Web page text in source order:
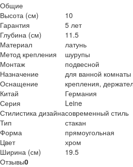
Общие
Высота (см)
10
Гарантия
5 лет
Глубина (см)
11.5
Материал
латунь
Метод крепления
шурупы
Монтаж
подвесной
Назначение
для ванной комнаты
Оснащение
крепления,
Китай
Германия
Серия
Leine
Стилистика дизайнасовременный стиль
Тип
стакан
Форма
прямоугольная
Цвет
хром
Ширина (см)
19.5
Отзывы0